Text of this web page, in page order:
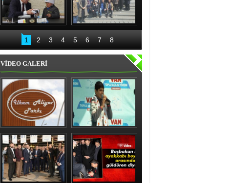
Bakan Akdağ
Oltu’da
Palandöken İlçe
Başkanlığından 15
Temmuz kahraman
kadınlar sergisi
1 2 3 4 5 6 7 8
VİDEO GALERİ
İlham Aliyev Parkı
Törenle Açıldı
Vanlı çocuk gülme
krizine soktu